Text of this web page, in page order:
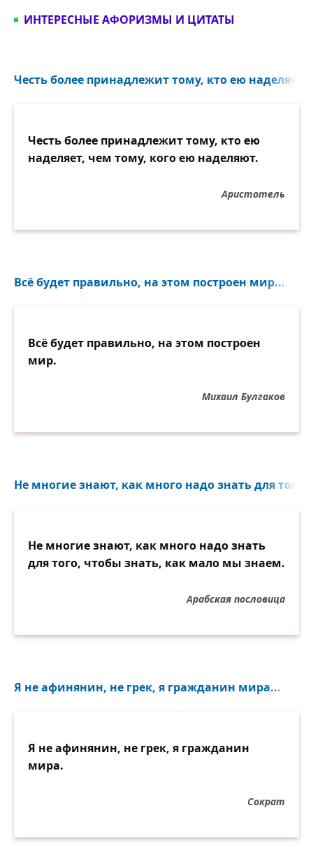
ИНТЕРЕСНЫЕ АФОРИЗМЫ И ЦИТАТЫ
Честь более принадлежит тому, кто ею
Честь более принадлежит тому, кто ею
наделяет, чем тому, кого ею наделяют.
Аристотель
Всё будет правильно, на этом построен мир...
Всё будет правильно, на этом построен
мир.
Михаил Булгаков
Не многие знают, как много надо знать для
Не многие знают, как много надо знать
для того, чтобы знать, как мало мы знаем.
Арабская пословица
Я не афинянин, не грек, я гражданин мира...
Я не афинянин, не грек, я гражданин
мира.
Сократ